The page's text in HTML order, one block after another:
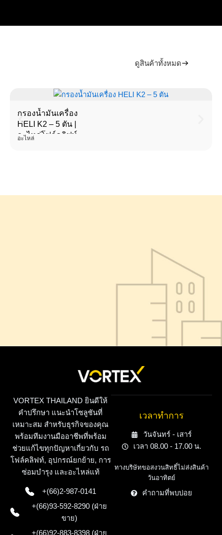
ดูสินค้าทั้งหมด
กรองน้ำมันเครื่อง
HELI K2 – 5 ตัน |
อะไหล่โฟล์คลิฟท์
อะไหล่
VORTEX THAILAND ยินดีให้
คำปรึกษา แนะนำโซลูชันที่
เหมาะสม สำหรับธุรกิจของคุณ
พร้อมทีมงานมืออาชีพที่พร้อม
ช่วยแก้ไขทุกปัญหาเกี่ยวกับ รถ
โฟล์คลิฟท์, อุปกรณ์ยกย้าย, การ
ซ่อมบำรุง และอะไหล่แท้
+(66)2-987-0141
+(66)93-592-8290 (ฝ่าย
ขาย)
+(66)92-883-8398 (ฝ่าย
เวลาทำการ
วันจันทร์ - เสาร์
เวลา 08.00 - 17.00 น.
ทางบริษัทขอสงวนสิทธิ์ไม่ส่งสินค้า
วันอาทิตย์
คำถามที่พบบ่อย